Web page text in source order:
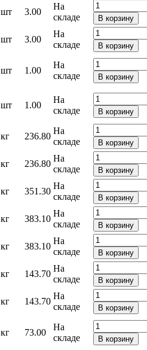
шт 3.00
На
складе
В корзину
шт 3.00
На
складе
В корзину
шт 1.00
На
складе
В корзину
шт 1.00
На
складе
В корзину
кг 236.80
На
складе
В корзину
кг 236.80
На
складе
В корзину
кг 351.30
На
складе
В корзину
кг 383.10
На
складе
В корзину
кг 383.10
На
складе
В корзину
кг 143.70
На
складе
В корзину
кг 143.70
На
складе
В корзину
кг 73.00
На
складе
В корзину